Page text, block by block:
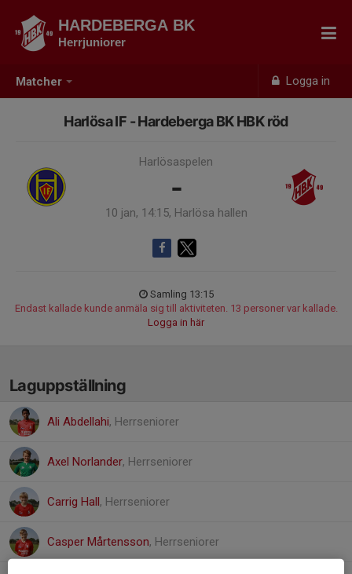
Matcher Logga in
HARDEBERGA BK
Herrjuniorer
Harlösa IF - Hardeberga BK HBK röd
Harlösaspelen
-
10 jan, 14:15, Harlösa hallen
Samling 13:15
Endast kallade kunde anmäla sig till aktiviteten. 13 personer var kallade.
Logga in här
Laguppställning
Ali Abdellahi, Herrseniorer
Axel Norlander, Herrseniorer
Carrig Hall, Herrseniorer
Casper Mårtensson, Herrseniorer